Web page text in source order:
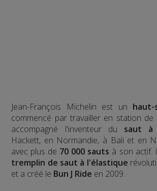
Jean-François Michelin est un haut-
commencé par travailler en station de
accompagné l'inventeur du saut à
Hackett, en Normandie, à Bali et en
avec plus de 70 000 sauts à son actif.
tremplin de saut à l'élastique
et a créé le Bun J Ride en 2009.